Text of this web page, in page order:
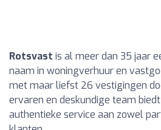
Rotsvast is al meer dan 35 jaar
naam in woningverhuur en
met maar liefst 26 vestigingen
ervaren en deskundige team
authentieke service aan zowel